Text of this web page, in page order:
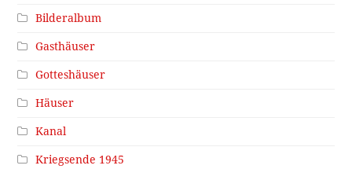
Bilderalbum
Gasthäuser
Gotteshäuser
Häuser
Kanal
Kriegsende 1945